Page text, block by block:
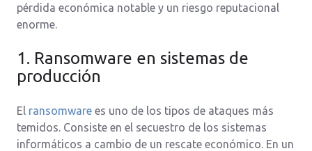
pérdida económica notable y un riesgo reputacional
enorme.
1. Ransomware en sistemas de
producción
El ransomware es uno de los tipos de ataques más
temidos. Consiste en el secuestro de los sistemas
informáticos a cambio de un rescate económico. En un